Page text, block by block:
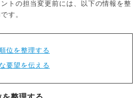
トの担当変更前には、以下の情報を整
す。
位を整理する
要望を伝える